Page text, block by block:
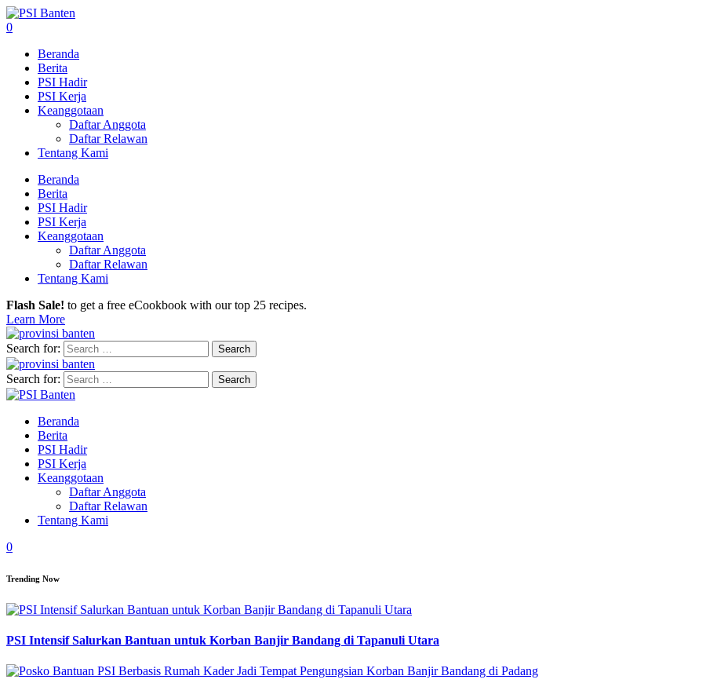
0
Beranda
Berita
PSI Hadir
PSI Kerja
Keanggotaan
Daftar Anggota
Daftar Relawan
Tentang Kami
Beranda
Berita
PSI Hadir
PSI Kerja
Keanggotaan
Daftar Anggota
Daftar Relawan
Tentang Kami
Flash Sale! to get a free eCookbook with our top 25 recipes.
Learn More
Search for:
Search for:
Beranda
Berita
PSI Hadir
PSI Kerja
Keanggotaan
Daftar Anggota
Daftar Relawan
Tentang Kami
0
Trending Now
PSI Intensif Salurkan Bantuan untuk Korban Banjir Bandang di Tapanuli Utara